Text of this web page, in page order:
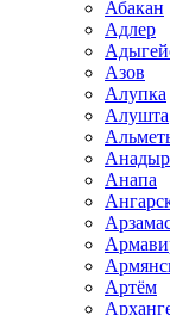
Абакан
Адлер
Азов
Алупка
Алушта
Анапа
Артём